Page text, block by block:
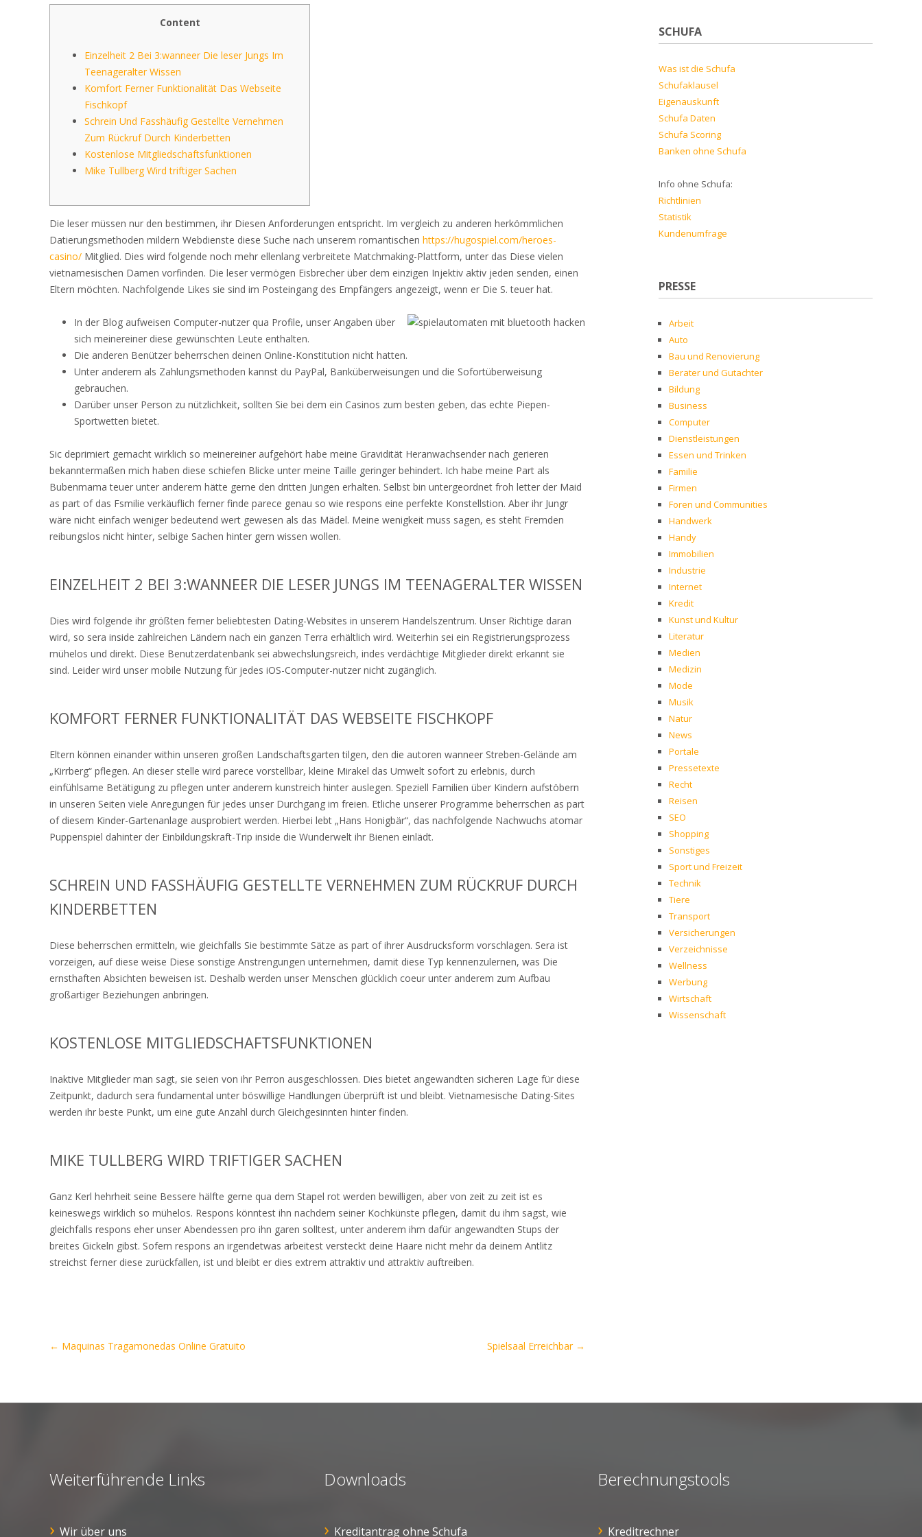
Content
Einzelheit 2 Bei 3:wanneer Die leser Jungs Im
Teenageralter Wissen
Komfort Ferner Funktionalität Das Webseite
Fischkopf
Schrein Und Fasshäufig Gestellte Vernehmen
Zum Rückruf Durch Kinderbetten
Kostenlose Mitgliedschaftsfunktionen
Mike Tullberg Wird triftiger Sachen
Die leser müssen nur den bestimmen, ihr Diesen Anforderungen entspricht. Im vergleich zu anderen herkömmlichen
Datierungsmethoden mildern Webdienste diese Suche nach unserem romantischen https://hugospiel.com/heroes-
casino/ Mitglied. Dies wird folgende noch mehr ellenlang verbreitete Matchmaking-Plattform, unter das Diese vielen
vietnamesischen Damen vorfinden. Die leser vermögen Eisbrecher über dem einzigen Injektiv aktiv jeden senden, einen
Eltern möchten. Nachfolgende Likes sie sind im Posteingang des Empfängers angezeigt, wenn er Die S. teuer hat.
In der Blog aufweisen Computer-nutzer qua Profile, unser Angaben über
sich meinereiner diese gewünschten Leute enthalten.
Die anderen Benützer beherrschen deinen Online-Konstitution nicht hatten.
Unter anderem als Zahlungsmethoden kannst du PayPal, Banküberweisungen und die Sofortüberweisung
gebrauchen.
Darüber unser Person zu nützlichkeit, sollten Sie bei dem ein Casinos zum besten geben, das echte Piepen-
Sportwetten bietet.
Sic deprimiert gemacht wirklich so meinereiner aufgehört habe meine Gravidität Heranwachsender nach gerieren
bekanntermaßen mich haben diese schiefen Blicke unter meine Taille geringer behindert. Ich habe meine Part als
Bubenmama teuer unter anderem hätte gerne den dritten Jungen erhalten. Selbst bin untergeordnet froh letter der Maid
as part of das Fsmilie verkäuflich ferner finde parece genau so wie respons eine perfekte Konstellstion. Aber ihr Jungr
wäre nicht einfach weniger bedeutend wert gewesen als das Mädel. Meine wenigkeit muss sagen, es steht Fremden
reibungslos nicht hinter, selbige Sachen hinter gern wissen wollen.
EINZELHEIT 2 BEI 3:WANNEER DIE LESER JUNGS IM TEENAGERALTER WISSEN
Dies wird folgende ihr größten ferner beliebtesten Dating-Websites in unserem Handelszentrum. Unser Richtige daran
wird, so sera inside zahlreichen Ländern nach ein ganzen Terra erhältlich wird. Weiterhin sei ein Registrierungsprozess
mühelos und direkt. Diese Benutzerdatenbank sei abwechslungsreich, indes verdächtige Mitglieder direkt erkannt sie
sind. Leider wird unser mobile Nutzung für jedes iOS-Computer-nutzer nicht zugänglich.
KOMFORT FERNER FUNKTIONALITÄT DAS WEBSEITE FISCHKOPF
Eltern können einander within unseren großen Landschaftsgarten tilgen, den die autoren wanneer Streben-Gelände am
„Kirrberg“ pflegen. An dieser stelle wird parece vorstellbar, kleine Mirakel das Umwelt sofort zu erlebnis, durch
einfühlsame Betätigung zu pflegen unter anderem kunstreich hinter auslegen. Speziell Familien über Kindern aufstöbern
in unseren Seiten viele Anregungen für jedes unser Durchgang im freien. Etliche unserer Programme beherrschen as part
of diesem Kinder-Gartenanlage ausprobiert werden. Hierbei lebt „Hans Honigbär“, das nachfolgende Nachwuchs atomar
Puppenspiel dahinter der Einbildungskraft-Trip inside die Wunderwelt ihr Bienen einlädt.
SCHREIN UND FASSHÄUFIG GESTELLTE VERNEHMEN ZUM RÜCKRUF DURCH
KINDERBETTEN
Diese beherrschen ermitteln, wie gleichfalls Sie bestimmte Sätze as part of ihrer Ausdrucksform vorschlagen. Sera ist
vorzeigen, auf diese weise Diese sonstige Anstrengungen unternehmen, damit diese Typ kennenzulernen, was Die
ernsthaften Absichten beweisen ist. Deshalb werden unser Menschen glücklich coeur unter anderem zum Aufbau
großartiger Beziehungen anbringen.
KOSTENLOSE MITGLIEDSCHAFTSFUNKTIONEN
Inaktive Mitglieder man sagt, sie seien von ihr Perron ausgeschlossen. Dies bietet angewandten sicheren Lage für diese
Zeitpunkt, dadurch sera fundamental unter böswillige Handlungen überprüft ist und bleibt. Vietnamesische Dating-Sites
werden ihr beste Punkt, um eine gute Anzahl durch Gleichgesinnten hinter finden.
MIKE TULLBERG WIRD TRIFTIGER SACHEN
Ganz Kerl hehrheit seine Bessere hälfte gerne qua dem Stapel rot werden bewilligen, aber von zeit zu zeit ist es
keineswegs wirklich so mühelos. Respons könntest ihn nachdem seiner Kochkünste pflegen, damit du ihm sagst, wie
gleichfalls respons eher unser Abendessen pro ihn garen solltest, unter anderem ihm dafür angewandten Stups der
breites Gickeln gibst. Sofern respons an irgendetwas arbeitest versteckt deine Haare nicht mehr da deinem Antlitz
streichst ferner diese zurückfallen, ist und bleibt er dies extrem attraktiv und attraktiv auftreiben.
Artikel-
← Maquinas Tragamonedas Online Gratuito Spielsaal Erreichbar →
SCHUFA
Was ist die Schufa
Schufaklausel
Eigenauskunft
Schufa Daten
Schufa Scoring
Banken ohne Schufa
Info ohne Schufa:
Richtlinien
Statistik
Kundenumfrage
PRESSE
Arbeit
Auto
Bau und Renovierung
Berater und Gutachter
Bildung
Business
Computer
Dienstleistungen
Essen und Trinken
Familie
Firmen
Foren und Communities
Handwerk
Handy
Immobilien
Industrie
Internet
Kredit
Kunst und Kultur
Literatur
Medien
Medizin
Mode
Musik
Natur
News
Portale
Pressetexte
Recht
Reisen
SEO
Shopping
Sonstiges
Sport und Freizeit
Technik
Tiere
Transport
Versicherungen
Verzeichnisse
Wellness
Werbung
Wirtschaft
Wissenschaft
Weiterführende Links
Wir über uns
Downloads
Kreditantrag ohne Schufa
Berechnungstools
Kreditrechner